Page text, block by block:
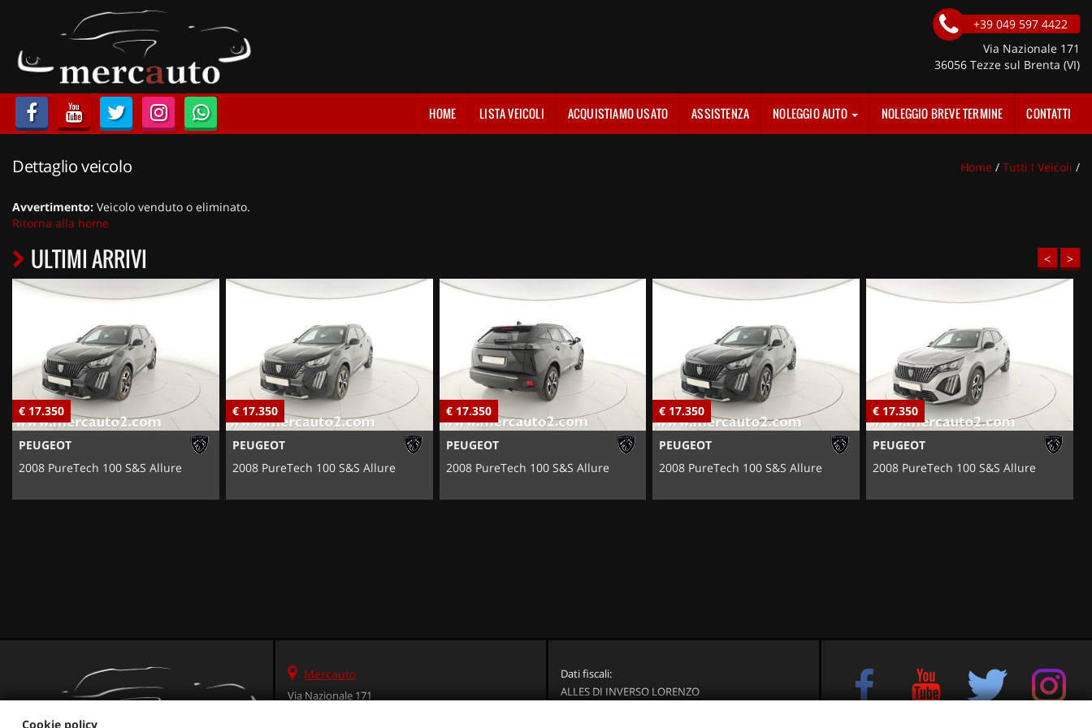
LISTA VEICOLI
ACQUISTIAMO USATO
ASSISTENZA
NOLEGGIO AUTO
NOLEGGIO LUNGO TERMINE
NOLEGGIO BREVE TERMINE
CONTATTI
+39 049 597 4422
Via Nazionale 171
36056 Tezze sul Brenta (VI)
HOME LISTA VEICOLI ACQUISTIAMO USATO ASSISTENZA NOLEGGIO AUTO NOLEGGIO BREVE TERMINE CONTATTI
Dettaglio veicolo Home / Tutti I Veicoli /
Avvertimento: Veicolo venduto o eliminato.
Ritorna alla home
ULTIMI ARRIVI < >
€ 17.350
PEUGEOT
2008 PureTech 100 S&S Allure
€ 17.350
PEUGEOT
2008 PureTech 100 S&S Allure
€ 17.350
PEUGEOT
2008 PureTech 100 S&S Allure
€ 17.350
PEUGEOT
2008 PureTech 100 S&S Allure
€ 17.350
PEUGEOT
2008 PureTech 100 S&S Allure
Mercauto
Via Nazionale 171
Dati fiscali:
ALLES DI INVERSO LORENZO
Cookie policy